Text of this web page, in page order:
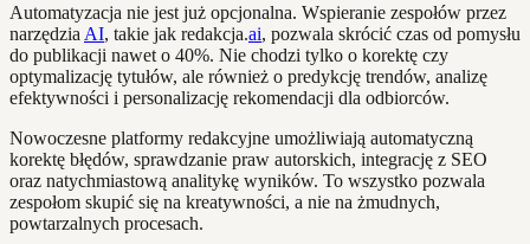
Automatyzacja nie jest już opcjonalna. Wspieranie zespołów przez
narzędzia AI, takie jak redakcja.ai, pozwala skrócić czas od pomysłu
do publikacji nawet o 40%. Nie chodzi tylko o korektę czy
optymalizację tytułów, ale również o predykcję trendów, analizę
efektywności i personalizację rekomendacji dla odbiorców.
Nowoczesne platformy redakcyjne umożliwiają automatyczną
korektę błędów, sprawdzanie praw autorskich, integrację z SEO
oraz natychmiastową analitykę wyników. To wszystko pozwala
zespołom skupić się na kreatywności, a nie na żmudnych,
powtarzalnych procesach.